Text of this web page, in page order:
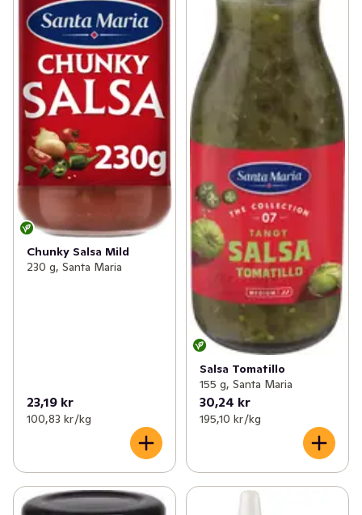
Chunky Salsa Mild
230 g, Santa Maria
23,19 kr
100,83 kr /kg
Salsa Tomatillo
155 g, Santa Maria
30,24 kr
195,10 kr /kg